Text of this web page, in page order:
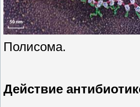
Полисома.
Действие